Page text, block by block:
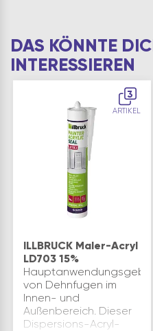
DAS KÖNNTE
INTERESSIEREN
3
ARTIKEL
ILLBRUCK Maler-Acryl
LD703 15%
von Dehnfugen im
Innen- und
Außenbereich. Dieser
Dispersions-Acryl-